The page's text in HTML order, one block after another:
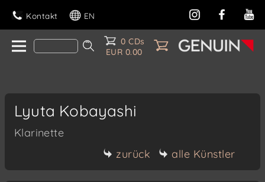
Kontakt EN
0 CDs
EUR 0.00
Lyuta Kobayashi
Klarinette
zurück
alle Künstler